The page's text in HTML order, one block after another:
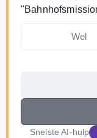
Wel
Snelste AI-hulp